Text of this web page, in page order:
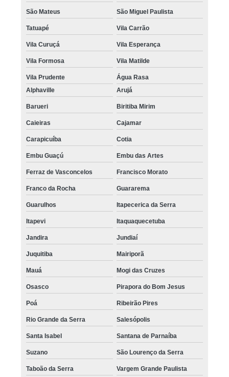
São Mateus São Miguel Paulista
Tatuapé Vila Carrão
Vila Curuçá Vila Esperança
Vila Formosa Vila Matilde
Vila Prudente
Água Rasa
Alphaville
Arujá
Barueri Biritiba Mirim
Caieiras Cajamar
Carapicuíba Cotia
Embu Guaçú Embu das Artes
Ferraz de Vasconcelos Francisco Morato
Franco da Rocha Guararema
Guarulhos Itapecerica da Serra
Itapevi Itaquaquecetuba
Jandira Jundiaí
Juquitiba Mairiporã
Mauá Mogi das Cruzes
Osasco Pirapora do Bom Jesus
Poá Ribeirão Pires
Rio Grande da Serra Salesópolis
Santa Isabel Santana de Parnaíba
Suzano São Lourenço da Serra
Taboão da Serra
Vargem Grande Paulista